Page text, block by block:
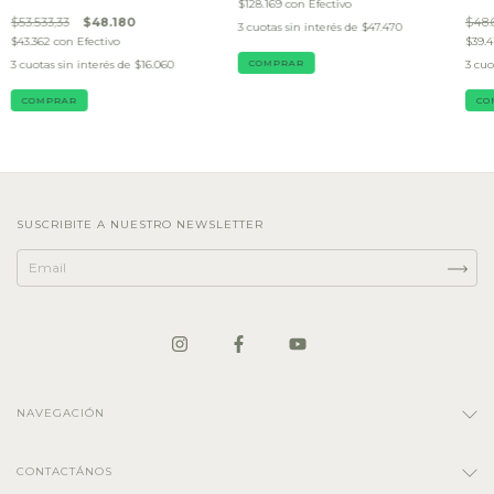
$53.533,33 $48.180
$43.362con Efectivo
3 cuotas sin interés de $16.060
COMPRAR
$128.169con Efectivo
3 cuotas sin interés de $47.470
COMPRAR
3
SUSCRIBITE A NUESTRO NEWSLETTER
NAVEGACIÓN
CONTACTÁNOS